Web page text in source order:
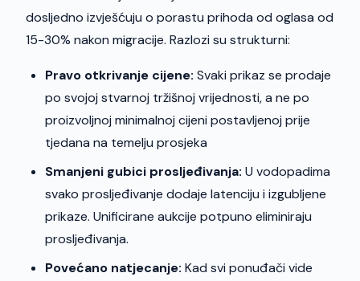
dosljedno izvješćuju o porastu prihoda od oglasa od
15-30% nakon migracije. Razlozi su strukturni:
Pravo otkrivanje cijene: Svaki prikaz se prodaje
po svojoj stvarnoj tržišnoj vrijednosti, a ne po
proizvoljnoj minimalnoj cijeni postavljenoj prije
tjedana na temelju prosjeka
Smanjeni gubici prosljeđivanja: U vodopadima
svako prosljeđivanje dodaje latenciju i izgubljene
prikaze. Unificirane aukcije potpuno eliminiraju
prosljeđivanja.
Povećano natjecanje: Kad svi ponuđači vide